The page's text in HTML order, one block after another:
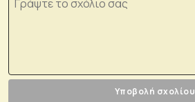
Υποβολή σχολίου